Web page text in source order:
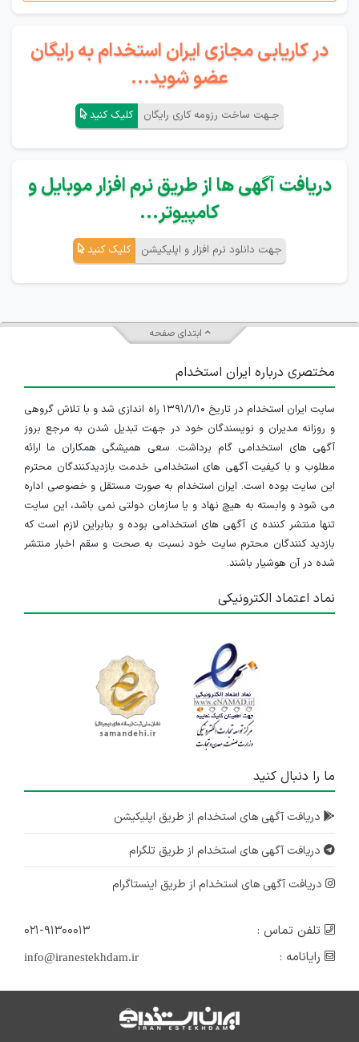
در کاریابی مجازی ایران استخدام به رایگان
عضو شوید...
جـهت ساخت رزومه کاری رایگان کلیک کنید
دریافت آگهی ها از طریق نرم افزار موبایل و
کامپیوتر...
جهت دانلود نرم افزار و اپلیکیشن کلیک کنید
ابتدای صفحه
مختصری درباره ایران استخدام
سایت ایران استخدام در تاریخ ۱۳۹۱/۱/۱۰ راه اندازی شد و با تلاش گروهی
و روزانه مدیران و نویسندگان خود در جهت تبدیل شدن به مرجع بروز
آگهی های استخدامی گام برداشت. سعی همیشگی همکاران ما ارائه
مطلوب و با کیفیت آگهی های استخدامی خدمت بازدیدکنندگان محترم
این سایت بوده است. ایران استخدام به صورت مستقل و خصوصی اداره
می شود و وابسته به هیچ نهاد و یا سازمان دولتی نمی باشد، این سایت
تنها منتشر کننده ی آگهی های استخدامی بوده و بنابراین لازم است که
بازدید کنندگان محترم سایت خود نسبت به صحت و سقم اخبار منتشر
شده در آن هوشیار باشند.
نماد اعتماد الکترونیکی
ما را دنبال کنید
دریافت آگهی های استخدام از طریق اپلیکیشن
دریافت آگهی های استخدام از طریق تلگرام
دریافت آگهی های استخدام از طریق اینستاگرام
تلفن تماس :
۰۲۱-۹۱۳۰۰۰۱۳
رایانامه :
info@iranestekhdam.ir